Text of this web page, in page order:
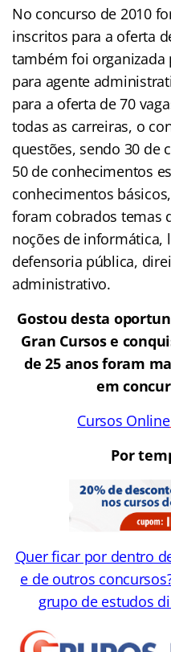
No concurso de 2010
inscritos para a oferta
também foi organizada
para agente
para a oferta de 70
todas as carreiras, o
questões, sendo 30 de
50 de conhecimentos
conhecimentos
foram cobrados temas
noções de informática,
defensoria pública,
administrativo.
Gostou desta
Gran Cursos e
de 25 anos foram
em
Cursos Online
Por
Quer ficar por dentro
e de outros
grupo de estudos